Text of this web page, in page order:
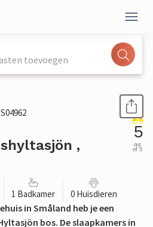
toevoegen
S04962
,
5
out
of 5
1 Badkamer 0 Huisdieren
in Småland heb je een
bos. De slaapkamers in